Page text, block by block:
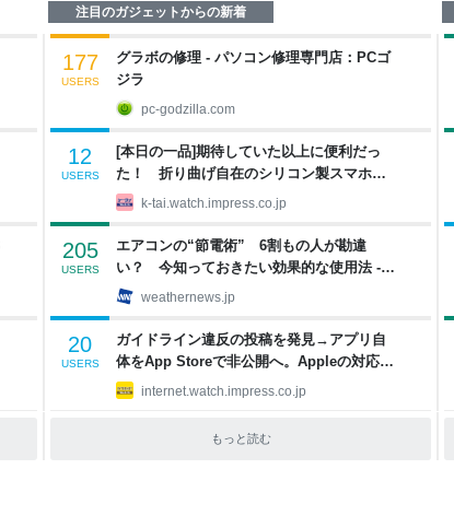
注目のガジェットからの新着
グラボの修理 - パソコン修理専門店：PCゴ
ジラ
177
USERS
pc-godzilla.com
[本日の一品]期待していた以上に便利だっ
た！ 折り曲げ自在のシリコン製スマホス
タンド
12
USERS
k-tai.watch.impress.co.jp
エアコンの“節電術” 6割もの人が勘違
い？ 今知っておきたい効果的な使用法 -
ウェザーニュース
205
USERS
weathernews.jp
ガイドライン違反の投稿を発見→アプリ自
体をApp Storeで非公開へ。Appleの対応に
賛否両論【やじうまWatch】
20
USERS
internet.watch.impress.co.jp
もっと読む